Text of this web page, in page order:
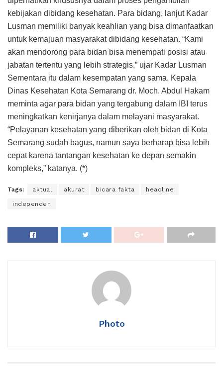
kebijakan dibidang kesehatan. Para bidang, lanjut Kadar
Lusman memiliki banyak keahlian yang bisa dimanfaatkan
untuk kemajuan masyarakat dibidang kesehatan. “Kami
akan mendorong para bidan bisa menempati posisi atau
jabatan tertentu yang lebih strategis,” ujar Kadar Lusman
Sementara itu dalam kesempatan yang sama, Kepala
Dinas Kesehatan Kota Semarang dr. Moch. Abdul Hakam
meminta agar para bidan yang tergabung dalam IBI terus
meningkatkan kenirjanya dalam melayani masyarakat.
“Pelayanan kesehatan yang diberikan oleh bidan di Kota
Semarang sudah bagus, namun saya berharap bisa lebih
cepat karena tantangan kesehatan ke depan semakin
kompleks,” katanya. (*)
Tags: aktual akurat bicara fakta headline
independen
Photo